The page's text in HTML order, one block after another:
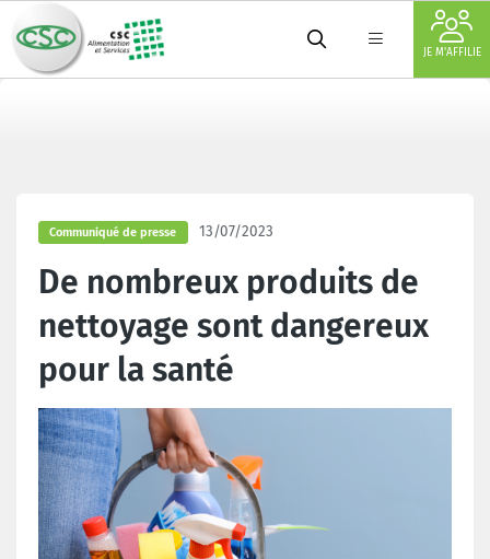
JE M'AFFILIE
Communiqué de presse 13/07/2023
De nombreux produits de
nettoyage sont dangereux
pour la santé